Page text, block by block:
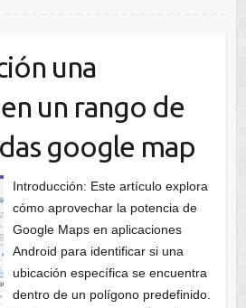
una
un rango de
google map
Introducción: Este artículo explora
cómo aprovechar la potencia de
Google Maps en aplicaciones
Android para identificar si una
ubicación específica se encuentra
dentro de un polígono predefinido.